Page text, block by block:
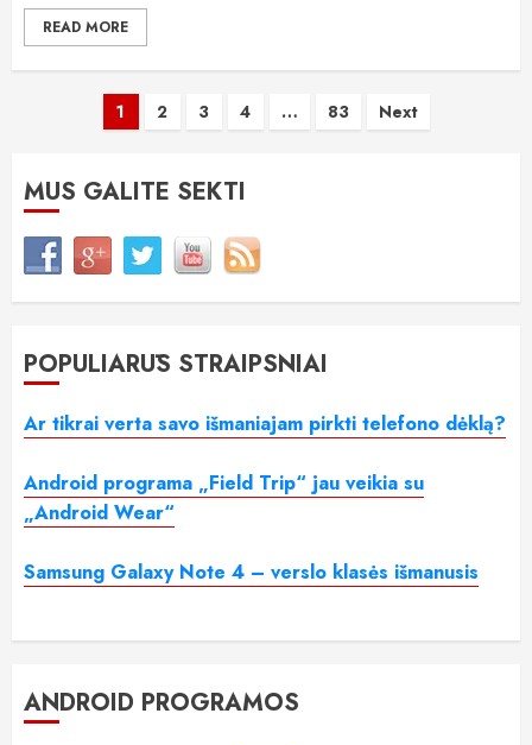
READ MORE
Įrašų
1 2 3 4 … 83 Next
MUS GALITE SEKTI
POPULIARŪS STRAIPSNIAI
Ar tikrai verta savo išmaniajam pirkti telefono dėklą?
Android programa „Field Trip“ jau veikia su
„Android Wear“
Samsung Galaxy Note 4 – verslo klasės išmanusis
ANDROID PROGRAMOS